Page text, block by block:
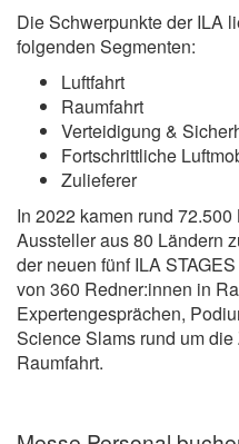
Die Schwerpunkte der ILA
folgenden Segmenten:
Luftfahrt
Raumfahrt
Verteidigung &
Fortschrittliche
Zulieferer
In 2022 kamen rund
Aussteller aus 80 Ländern
der neuen fünf ILA
von 360 Redner:innen in
Expertengesprächen,
Science Slams rund um
Raumfahrt.